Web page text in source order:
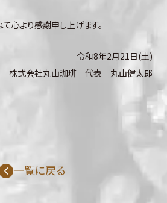
心より感謝申し上げます。
令和8年2月21日(土)
株式会社丸山珈琲 代表 丸山健太郎
一覧に戻る